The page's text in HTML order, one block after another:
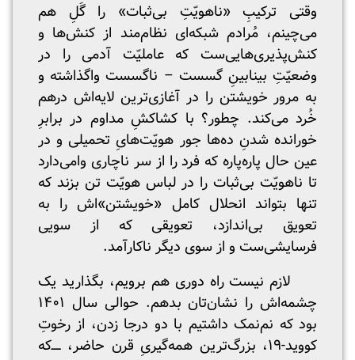
وقتی ترکیبِ «ناهویّتِ بی‌ثبات» را گَلِ هم
می‌چینم، مُرادم شبکه‌ای نظام‌مند از کنش‌ها و
کنش‌پذیری‌هایی‌ست که عاملیّت آدمی را در
وضعیّتِ بینابینِ گسست – ناگسست واگذاشته و
به مرور خویشتن را در آغازی‌ترین لایه‌‌اش درهم
خُرد می‌کند. چطور؟ با کشاکشِ مداوم در برابرِ
خورانده شدنِ ده‌ها جور هویّت‌هایِ تحمیلی و در
عین حال پاره‌پاره که فرد را از سر ناچاری وامی‌دارد
تا ناهویّت بی‌ثبات را در لباس هویّت تن بزند که
تنها بتواند انحلال کامل «خویشتن»اش را به
تعویق بی‌اندازد، تعویقی که از سویی
فرسایشی‌ست و از سوی دیگر ناکارآمد.
لازم نیست راه دوری هم برویم، بگذارید یک
چشمه‌اش را نشان‌تان بدهم. حوالی سال ۱۴۰۱
بود که نم‌نمک داشتیم با دو درجا زدن، از رخوتِ
کووید-۱۹، بزرگ‌ترین همه‌گیریِ قرن حاضر، ‌ــــ‌که